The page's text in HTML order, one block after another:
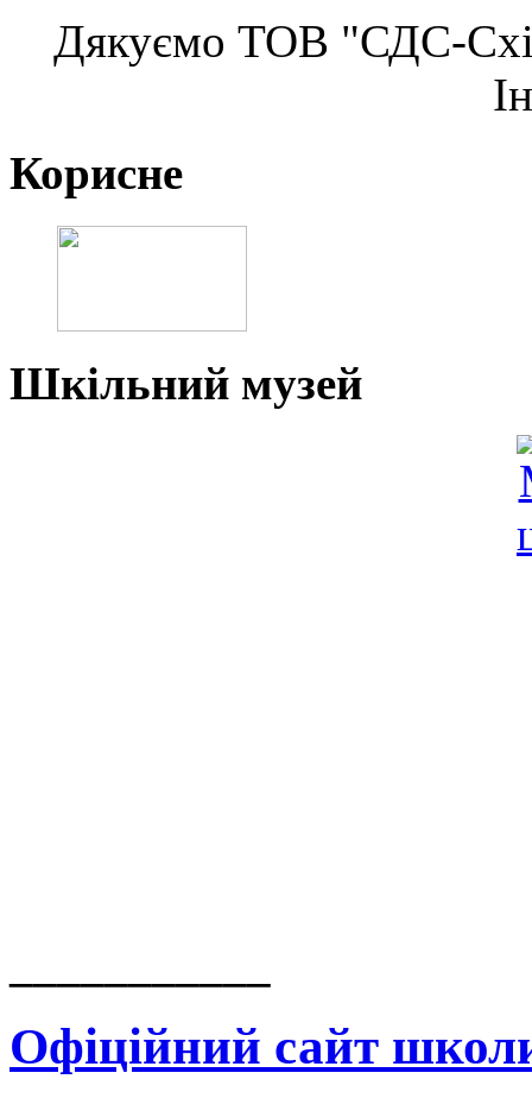
Дякуємо ТОВ "СДС-
Корисне
Шкільний музей
Офіційний сайт